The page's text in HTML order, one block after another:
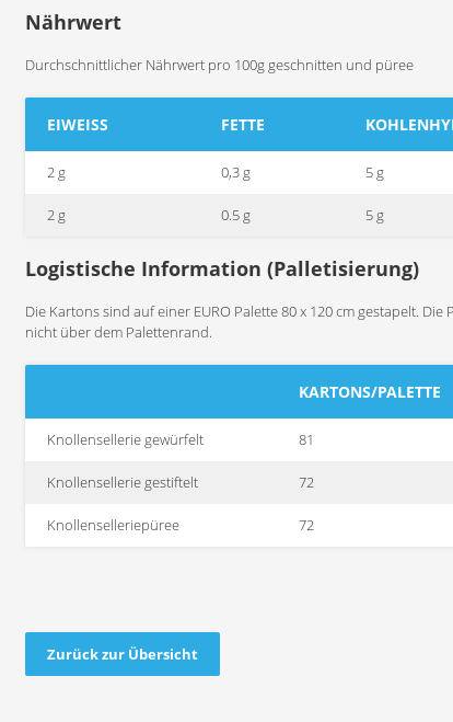
Nährwert
Durchschnittlicher Nährwert pro 100g geschnitten und püree
EIWEISS FETTE
2 g 0,3 g 5 g
2 g 0.5 g 5 g
Logistische Information (Palletisierung)
Die Kartons sind auf einer EURO Palette 80 x 120 cm gestapelt.
nicht über dem Palettenrand.
KARTONS/PALETTE
Knollensellerie gewürfelt 81
Knollensellerie gestiftelt 72
Knollenselleriepüree 72
Zurück zur Übersicht